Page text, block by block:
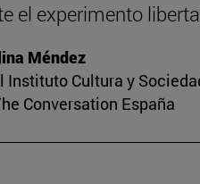
el experimento
Méndez
Instituto Cultura y
Conversation España